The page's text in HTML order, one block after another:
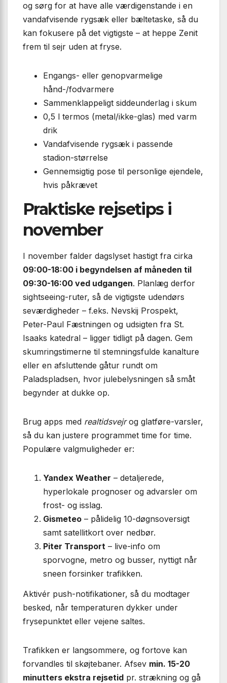
og sørg for at have alle værdigenstande i en
vandafvisende rygsæk eller bæltetaske, så du
kan fokusere på det vigtigste – at heppe Zenit
frem til sejr uden at fryse.
Engangs- eller genopvarmelige
hånd-/fodvarmere
Sammenklappeligt siddeunderlag i skum
0,5 l termos (metal/ikke-glas) med varm
drik
Vandafvisende rygsæk i passende
stadion-størrelse
Gennemsigtig pose til personlige ejendele,
hvis påkrævet
Praktiske rejsetips i
november
I november falder dagslyset hastigt fra cirka
09:00-18:00 i begyndelsen af måneden til
09:30-16:00 ved udgangen. Planlæg derfor
sightseeing-ruter, så de vigtigste udendørs
seværdigheder – f.eks. Nevskij Prospekt,
Peter-Paul Fæstningen og udsigten fra St.
Isaaks katedral – ligger tidligt på dagen. Gem
skumringstimerne til stemningsfulde kanalture
eller en afsluttende gåtur rundt om
Paladspladsen, hvor julebelysningen så småt
begynder at dukke op.
Brug apps med realtidsvejrog glatføre-varsler,
så du kan justere programmet time for time.
Populære valgmuligheder er:
Yandex Weather – detaljerede,
hyperlokale prognoser og advarsler om
frost- og isslag.
Gismeteo – pålidelig 10-døgns­oversigt
samt satellitkort over nedbør.
Piter Transport – live-info om
sporvogne, metro og busser, nyttigt når
sneen forsinker trafikken.
Aktivér push-notifikationer, så du modtager
besked, når temperaturen dykker under
frysepunktet eller vejene saltes.
Trafikken er langsommere, og fortove kan
forvandles til skøjtebaner. Afsev min. 15-20
minutters ekstra rejsetid pr. strækning og gå